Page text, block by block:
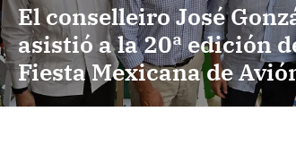
El conselleiro José
asistió a la 20ª edición
Fiesta Mexicana de